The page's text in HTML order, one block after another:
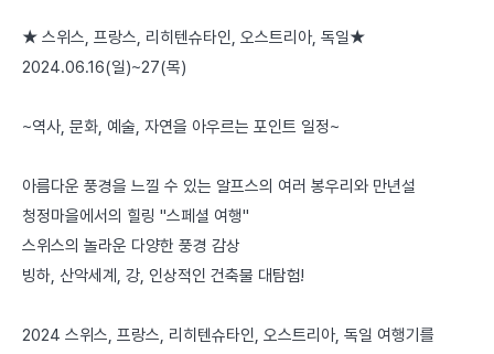
★ 스위스, 프랑스, 리히텐슈타인, 오스트리아, 독일★
2024.06.16(일)~27(목)
~역사, 문화, 예술, 자연을 아우르는 포인트 일정~
아름다운 풍경을 느낄 수 있는 알프스의 여러 봉우리와 만년설
청정마을에서의 힐링 "스페셜 여행"
스위스의 놀라운 다양한 풍경 감상
빙하, 산악세계, 강, 인상적인 건축물 대탐험!
2024 스위스, 프랑스, 리히텐슈타인, 오스트리아, 독일 여행기를